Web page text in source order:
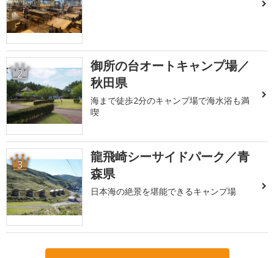
2
御所の台オートキャンプ場／
秋田県
海まで徒歩2分のキャンプ場で海水浴も満
喫
3
龍飛崎シーサイドパーク／青
森県
日本海の絶景を堪能できるキャンプ場